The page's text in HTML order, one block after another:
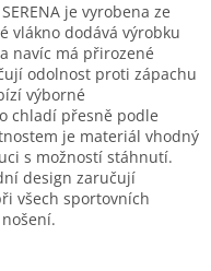
je vyrobena ze
vlákno dodává výrobku
navíc má přirozené
odolnost proti zápachu
výborné
chladí přesně podle
je materiál vhodný
s možností stáhnutí.
design zaručují
všech sportovních